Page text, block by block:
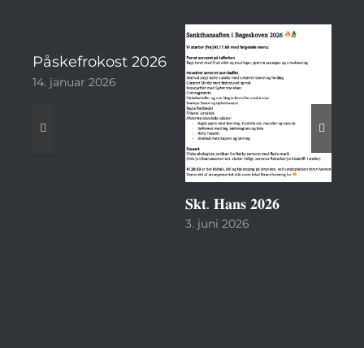
Påskefrokost 2026
14. januar 2026
𝐒𝐤𝐭. 𝐇𝐚𝐧𝐬 𝟐𝟎𝟐𝟔
3. juni 2026